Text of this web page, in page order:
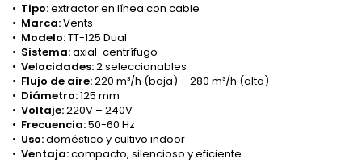
• Tipo:extractor en línea con cable
• Marca:Vents
• Modelo:TT-125 Dual
• Sistema:axial-centrífugo
• Velocidades:2 seleccionables
• Flujo de aire:220 m³/h (baja) – 280 m³/h (alta)
• Diámetro:125 mm
• Voltaje:220V – 240V
• Frecuencia:50-60 Hz
• Uso:doméstico y cultivo indoor
• Ventaja:compacto, silencioso y eficiente